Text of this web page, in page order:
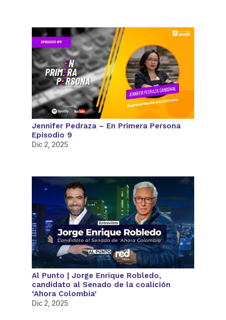
Jennifer Pedraza – En Primera Persona
Episodio 9
Dic 2, 2025
Al Punto | Jorge Enrique Robledo,
candidato al Senado de la coalición
‘Ahora Colombia’
Dic 2, 2025